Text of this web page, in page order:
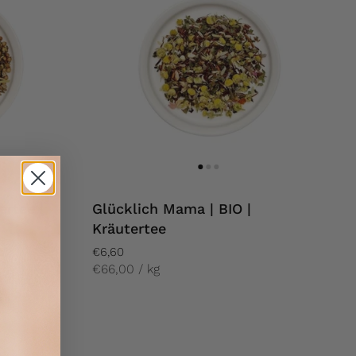
|
Glücklich Mama | BIO |
Kräutertee
€6,60
€66,00 / kg